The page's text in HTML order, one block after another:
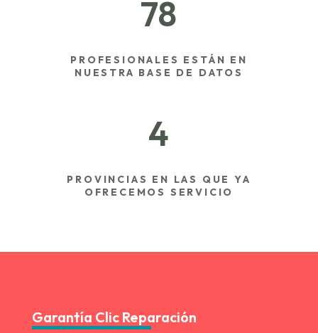
78
PROFESIONALES ESTÁN EN
NUESTRA BASE DE DATOS
4
PROVINCIAS EN LAS QUE YA
OFRECEMOS SERVICIO
Garantía Clic Reparación